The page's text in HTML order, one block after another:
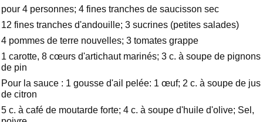
pour 4 personnes; 4 fines tranches de saucisson sec
12 fines tranches d'andouille; 3 sucrines (petites salades)
4 pommes de terre nouvelles; 3 tomates grappe
1 carotte, 8 cœurs d'artichaut marinés; 3 c. à soupe de pignons
de pin
Pour la sauce : 1 gousse d'ail pelée: 1 œuf; 2 c. à soupe de jus
de citron
5 c. à café de moutarde forte; 4 c. à soupe d'huile d'olive; Sel,